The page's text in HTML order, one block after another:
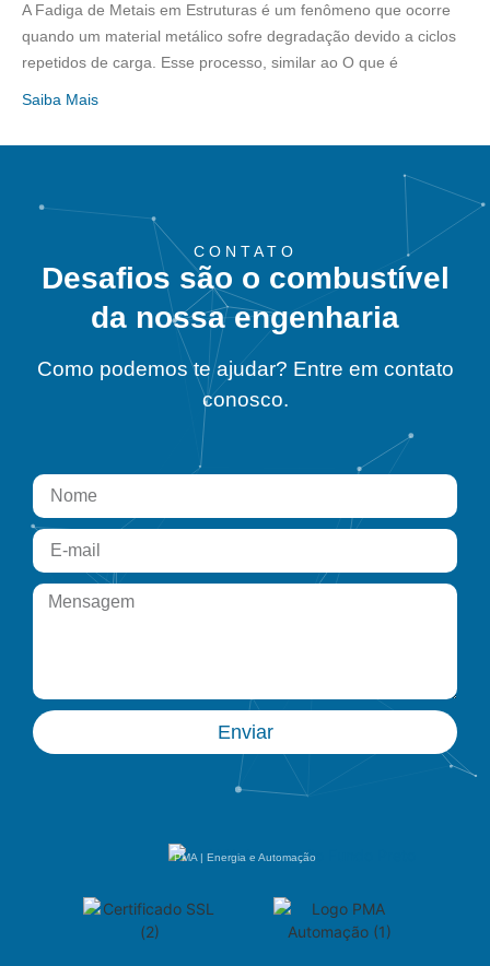
A Fadiga de Metais em Estruturas é um fenômeno que ocorre
quando um material metálico sofre degradação devido a ciclos
repetidos de carga. Esse processo, similar ao O que é
Saiba Mais
CONTATO
Desafios são o combustível
da nossa engenharia
Como podemos te ajudar? Entre em contato
conosco.
Enviar
PMA | Energia e Automação